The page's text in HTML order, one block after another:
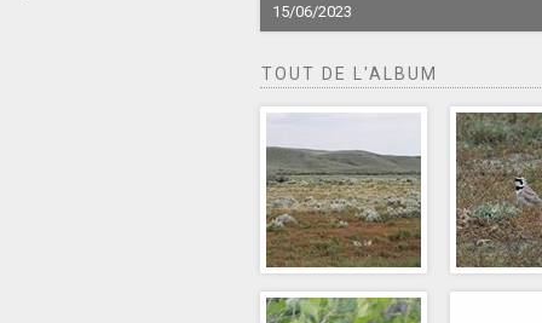
15/06/2023
TOUT DE L'ALBUM